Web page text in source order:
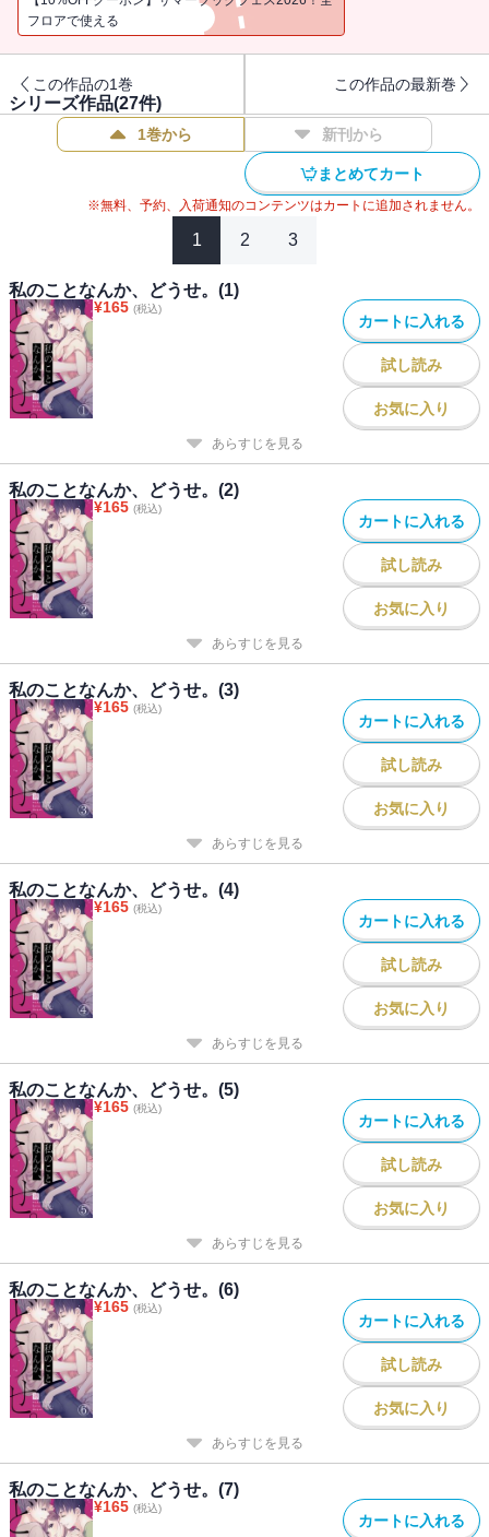
き。気さくで話しやすい彼は佳奈の欲しい言葉をくれ、寂しさを埋
フロアで使える
この作品の1巻 この作品の最新巻
シリーズ作品(27件)
1巻から 新刊から
まとめてカート
※無料、予約、入荷通知のコンテンツはカートに追加されません。
1 2 3
私のことなんか、どうせ。(1)
¥165 (税込)
カートに入れる
試し読み
お気に入り
あらすじを見る
私のことなんか、どうせ。(2)
¥165 (税込)
カートに入れる
試し読み
お気に入り
あらすじを見る
私のことなんか、どうせ。(3)
¥165 (税込)
カートに入れる
試し読み
お気に入り
あらすじを見る
私のことなんか、どうせ。(4)
¥165 (税込)
カートに入れる
試し読み
お気に入り
あらすじを見る
私のことなんか、どうせ。(5)
¥165 (税込)
カートに入れる
試し読み
お気に入り
あらすじを見る
私のことなんか、どうせ。(6)
¥165 (税込)
カートに入れる
試し読み
お気に入り
あらすじを見る
私のことなんか、どうせ。(7)
¥165 (税込)
カートに入れる